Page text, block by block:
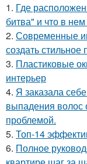
1. Где
битва" и что в
2. Современные
создать стильное
3. Пластиковые
интерьер
4. Я заказала
выпадения волос
проблемой.
5. Топ-14
6. Полное